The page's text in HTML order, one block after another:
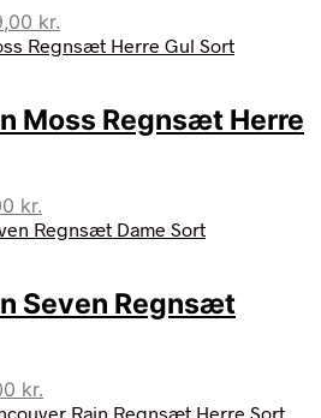
kr..
kr.
aktuelle
1.369,00 kr..
Moss Regnsæt Herre
kr..
kr.
aktuelle
729,00 kr..
Seven Regnsæt
kr.
aktuelle